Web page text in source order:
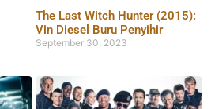
The Last Witch Hunter (2015):
Vin Diesel Buru Penyihir
September 30, 2023